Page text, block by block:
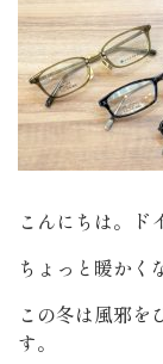
こんにちは。ド
ちょっと暖かく
この冬は風邪を
す。